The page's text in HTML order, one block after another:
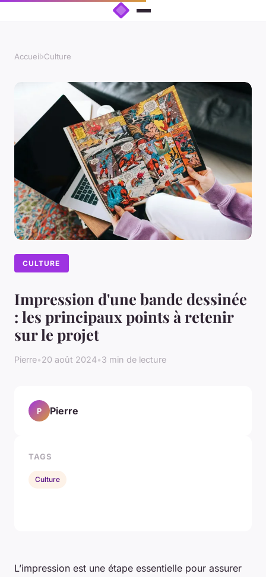
Accueil›Culture
CULTURE
Impression d'une bande dessinée
: les principaux points à retenir
sur le projet
Pierre•20 août 2024•3 min de lecture
L’impression est une étape essentielle pour assurer
P Pierre
TAGS
Culture